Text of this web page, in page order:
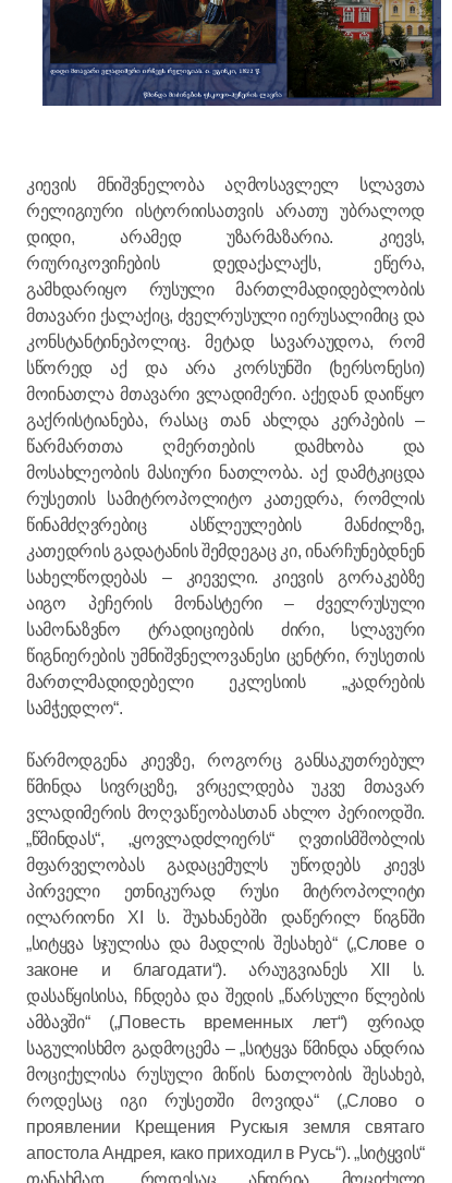
კიევის მნიშვნელობა აღმოსავლელ სლავთა
რელიგიური ისტორიისათვის არათუ უბრალოდ
დიდი, არამედ უზარმაზარია. კიევს,
რიურიკოვიჩების დედაქალაქს, ეწერა,
გამხდარიყო რუსული მართლმადიდებლობის
მთავარი ქალაქიც, ძველრუსული იერუსალიმიც და
კონსტანტინეპოლიც. მეტად სავარაუდოა, რომ
სწორედ აქ და არა კორსუნში (ხერსონესი)
მოინათლა მთავარი ვლადიმერი. აქედან დაიწყო
გაქრისტიანება, რასაც თან ახლდა კერპების –
წარმართთა ღმერთების დამხობა და
მოსახლეობის მასიური ნათლობა. აქ დამტკიცდა
რუსეთის სამიტროპოლიტო კათედრა, რომლის
წინამძღვრებიც ასწლეულების მანძილზე,
კათედრის გადატანის შემდეგაც კი, ინარჩუნებდნენ
სახელწოდებას – კიეველი. კიევის გორაკებზე
აიგო პეჩერის მონასტერი – ძველრუსული
სამონაზვნო ტრადიციების ძირი, სლავური
წიგნიერების უმნიშვნელოვანესი ცენტრი, რუსეთის
მართლმადიდებელი ეკლესიის „კადრების
სამჭედლო“.
წარმოდგენა კიევზე, როგორც განსაკუთრებულ
წმინდა სივრცეზე, ვრცელდება უკვე მთავარ
ვლადიმერის მოღვაწეობასთან ახლო პერიოდში.
„წმინდას“, „ყოვლადძლიერს“ ღვთისმშობლის
მფარველობას გადაცემულს უწოდებს კიევს
პირველი ეთნიკურად რუსი მიტროპოლიტი
ილარიონი XI ს. შუახანებში დაწერილ წიგნში
„სიტყვა სჯულისა და მადლის შესახებ“ („Слове о
законе и благодати“). არაუგვიანეს XII ს.
დასაწყისისა, ჩნდება და შედის „წარსული წლების
ამბავში“ („Повесть временных лет“) ფრიად
საგულისხმო გადმოცემა – „სიტყვა წმინდა ანდრია
მოციქულისა რუსული მიწის ნათლობის შესახებ,
როდესაც იგი რუსეთში მოვიდა“ („Слово о
проявлении Крещения Рускыя земля святаго
апостола Андрея, како приходил в Русь“). „სიტყვის“
თანახმად, როდესაც ანდრია მოციქული